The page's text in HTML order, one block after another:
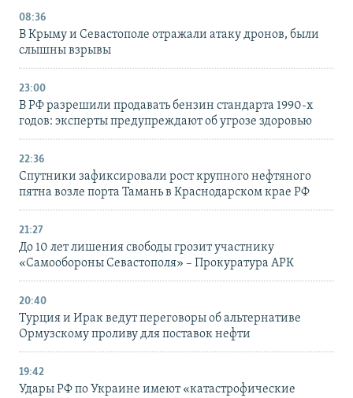
08:36
В Крыму и Севастополе отражали атаку дронов, были
слышны взрывы
23:00
В РФ разрешили продавать бензин стандарта 1990-х
годов: эксперты предупреждают об угрозе здоровью
22:36
Спутники зафиксировали рост крупного нефтяного
пятна возле порта Тамань в Краснодарском крае РФ
21:27
До 10 лет лишения свободы грозит участнику
«Самообороны Севастополя» – Прокуратура АРК
20:40
Турция и Ирак ведут переговоры об альтернативе
Ормузскому проливу для поставок нефти
19:42
Удары РФ по Украине имеют «катастрофические